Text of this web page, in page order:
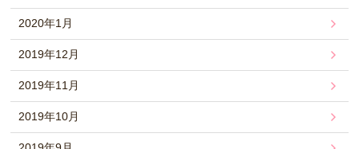
2020年1月
2019年12月
2019年11月
2019年10月